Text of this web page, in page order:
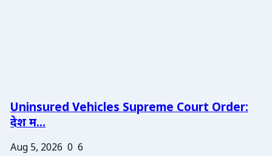
Uninsured Vehicles Supreme Court Order:
देश म...
Aug 5, 2026 0 6